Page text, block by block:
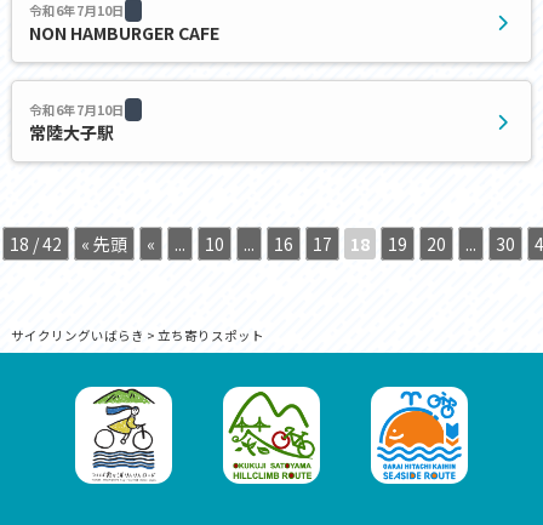
令和6年7月10日
NON HAMBURGER CAFE
令和6年7月10日
常陸大子駅
18 / 42 « 先頭 « ... 10 ... 16 17 18 19 20 ... 30
サイクリングいばらき > 立ち寄りスポット